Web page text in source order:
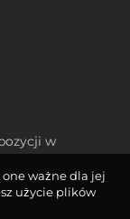
w
one ważne dla jej
użycie plików